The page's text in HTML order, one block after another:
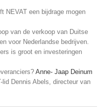
NEVAT een bijdrage mogen
van de verkoop van Duitse
voor Nederlandse bedrijven.
is groot en investeringen
Anne- Jaap Deinum
lid Dennis Abels, directeur van